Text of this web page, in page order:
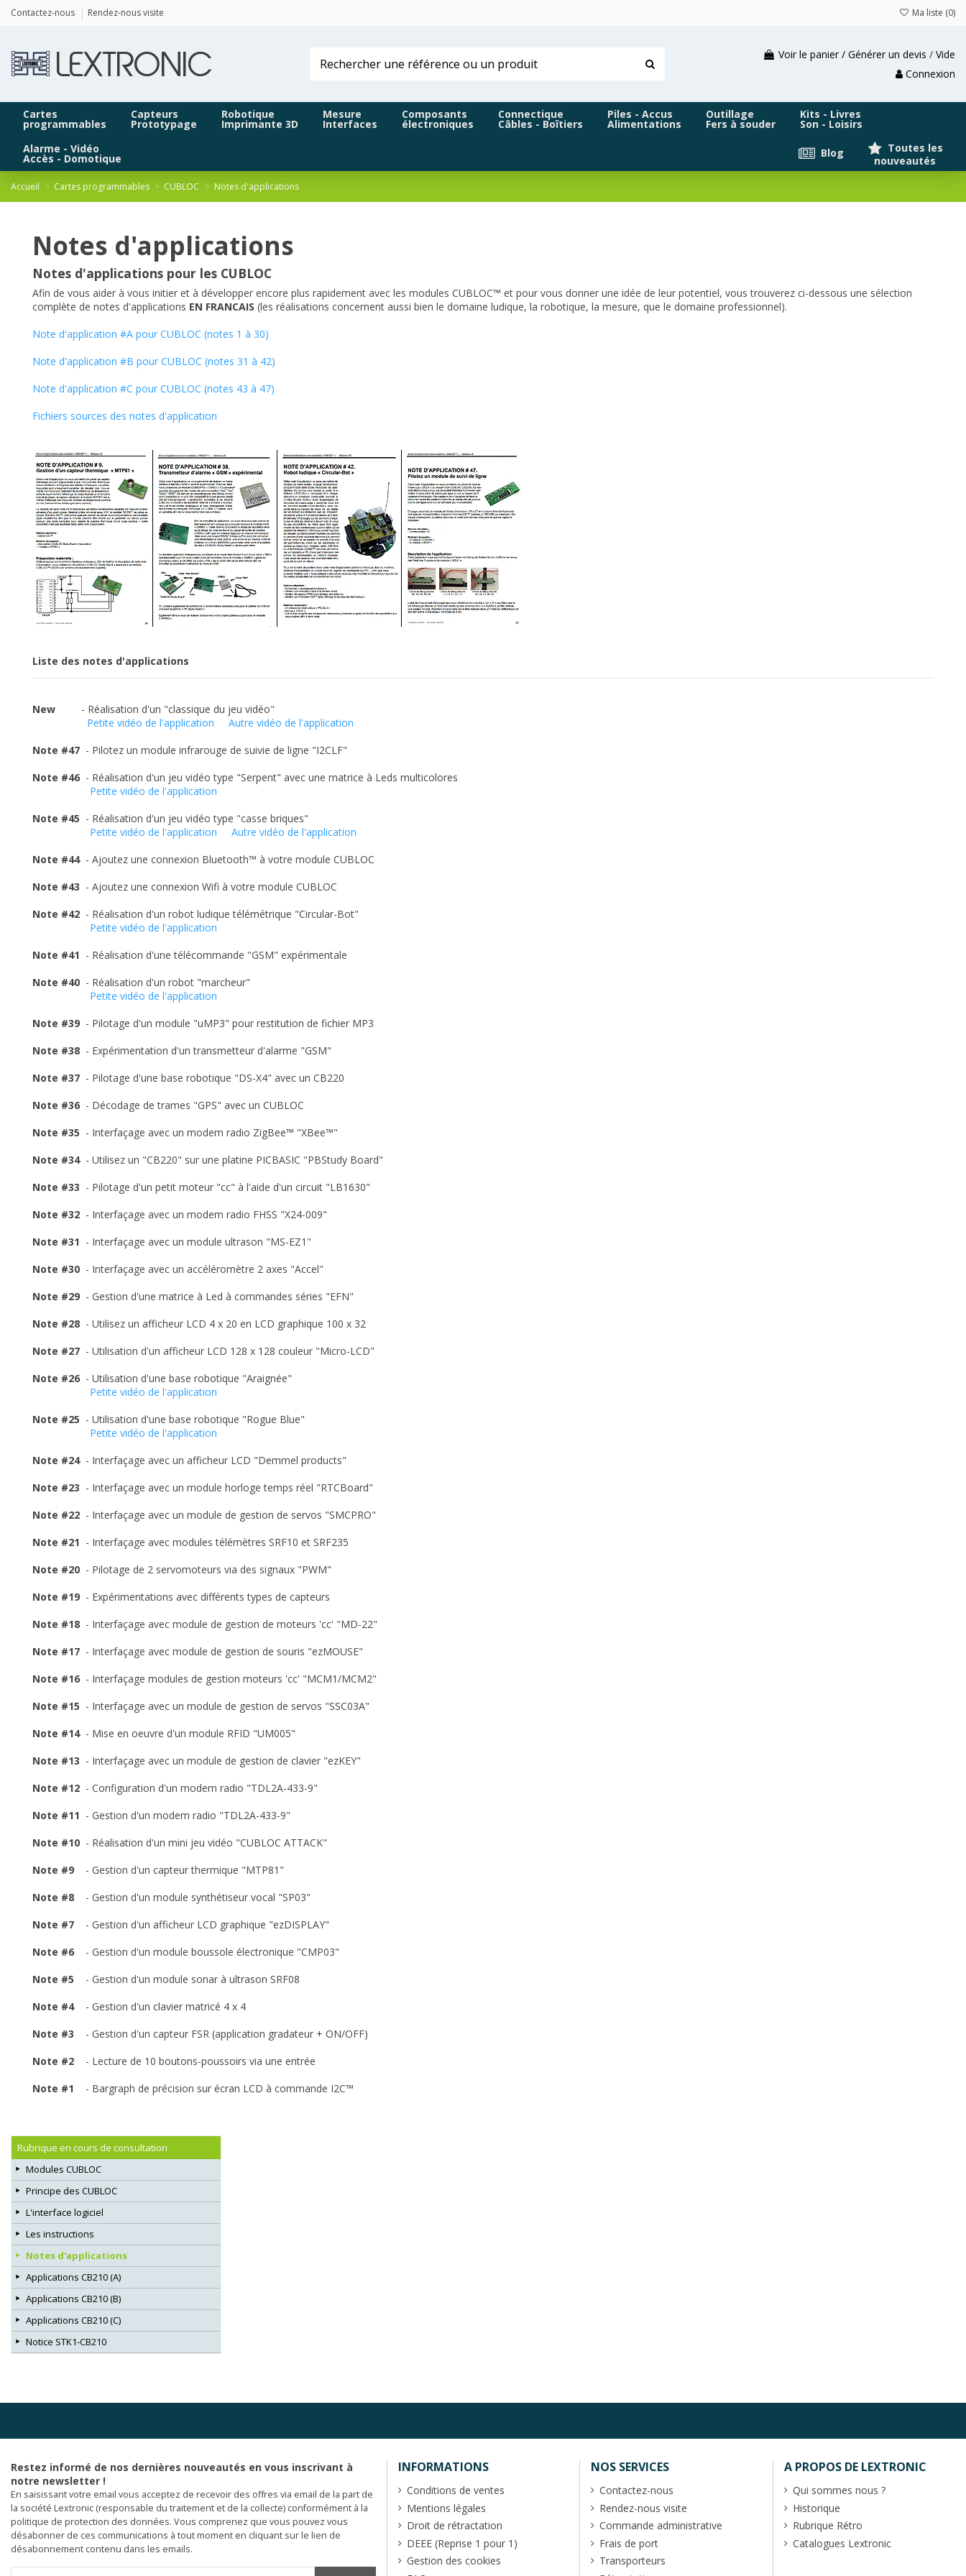
Contactez-nous Rendez-nous visite Ma liste (0)
Voir le panier / Générer un devis / Vide
Connexion
Cartes
programmables
Capteurs
Prototypage
Robotique
Imprimante 3D
Mesure
Interfaces
Composants
électroniques
Connectique
Câbles - Boîtiers
Piles - Accus
Alimentations
Outillage
Fers à souder
Kits - Livres
Son - Loisirs
Alarme - Vidéo
Accès - Domotique
Toutes les
nouveautés
Blog
Accueil Cartes programmables CUBLOC Notes d'applications
Notes d'applications
Notes d'applications pour les CUBLOC
Afin de vous aider à vous initier et à développer encore plus rapidement avec les modules CUBLOC™ et pour vous donner une idée de leur potentiel, vous trouverez ci-dessous une sélection
complète de notes d'applications EN FRANCAIS (les réalisations concernent aussi bien le domaine ludique, la robotique, la mesure, que le domaine professionnel).
Note d'application #A pour CUBLOC (notes 1 à 30)
Note d'application #B pour CUBLOC (notes 31 à 42)
Note d'application #C pour CUBLOC (notes 43 à 47)
Fichiers sources des notes d'application
Liste des notes d'applications
New - Réalisation d'un "classique du jeu vidéo"
Petite vidéo de l'application
Autre vidéo de l'application
Note #47 - Pilotez un module infrarouge de suivie de ligne "I2CLF"
Note #46 - Réalisation d'un jeu vidéo type "Serpent" avec une matrice à Leds multicolores
Petite vidéo de l'application
Note #45 - Réalisation d'un jeu vidéo type "casse briques"
Petite vidéo de l'application
Autre vidéo de l'application
Note #44 - Ajoutez une connexion Bluetooth™ à votre module CUBLOC
Note #43 - Ajoutez une connexion Wifi à votre module CUBLOC
Note #42 - Réalisation d'un robot ludique télémétrique "Circular-Bot"
Petite vidéo de l'application
Note #41 - Réalisation d'une télécommande "GSM" expérimentale
Note #40 - Réalisation d'un robot "marcheur"
Petite vidéo de l'application
Note #39 - Pilotage d'un module "uMP3" pour restitution de fichier MP3
Note #38 - Expérimentation d'un transmetteur d'alarme "GSM"
Note #37 - Pilotage d'une base robotique "DS-X4" avec un CB220
Note #36 - Décodage de trames "GPS" avec un CUBLOC
Note #35 - Interfaçage avec un modem radio ZigBee™ "XBee™"
Note #34- Utilisez un "CB220" sur une platine PICBASIC "PBStudy Board"
Note #33 - Pilotage d'un petit moteur "cc" à l'aide d'un circuit "LB1630"
Note #32 - Interfaçage avec un modem radio FHSS "X24-009"
Note #31 - Interfaçage avec un module ultrason "MS-EZ1"
Note #30 - Interfaçage avec un accéléromètre 2 axes "Accel"
Note #29 - Gestion d'une matrice à Led à commandes séries "EFN"
Note #28 - Utilisez un afficheur LCD 4 x 20 en LCD graphique 100 x 32
Note #27 - Utilisation d'un afficheur LCD 128 x 128 couleur "Micro-LCD"
Note #26 - Utilisation d'une base robotique "Araignée"
Petite vidéo de l'application
Note #25 - Utilisation d'une base robotique "Rogue Blue"
Petite vidéo de l'application
Note #24- Interfaçage avec un afficheur LCD "Demmel products"
Note #23 - Interfaçage avec un module horloge temps réel "RTCBoard"
Note #22 - Interfaçage avec un module de gestion de servos "SMCPRO"
Note #21 - Interfaçage avec modules télémètres SRF10 et SRF235
Note #20 - Pilotage de 2 servomoteurs via des signaux "PWM"
Note #19 - Expérimentations avec différents types de capteurs
Note #18 - Interfaçage avec module de gestion de moteurs 'cc' "MD-22"
Note #17 - Interfaçage avec module de gestion de souris "ezMOUSE"
Note #16 - Interfaçage modules de gestion moteurs 'cc' "MCM1/MCM2"
Note #15 - Interfaçage avec un module de gestion de servos "SSC03A"
Note #14- Mise en oeuvre d'un module RFID "UM005"
Note #13 - Interfaçage avec un module de gestion de clavier "ezKEY"
Note #12 - Configuration d'un modem radio "TDL2A-433-9"
Note #11 - Gestion d'un modem radio "TDL2A-433-9"
Note #10 - Réalisation d'un mini jeu vidéo "CUBLOC ATTACK"
Note #9 - Gestion d'un capteur thermique "MTP81"
Note #8 - Gestion d'un module synthétiseur vocal "SP03"
Note #7 - Gestion d'un afficheur LCD graphique "ezDISPLAY"
Note #6 - Gestion d'un module boussole électronique "CMP03"
Note #5 - Gestion d'un module sonar à ultrason SRF08
Note #4- Gestion d'un clavier matricé 4 x 4
Note #3 - Gestion d'un capteur FSR (application gradateur + ON/OFF)
Note #2 - Lecture de 10 boutons-poussoirs via une entrée
Note #1 - Bargraph de précision sur écran LCD à commande I2C™
Rubrique en cours de consultation
Modules CUBLOC
Principe des CUBLOC
L'interface logiciel
Les instructions
Notes d'applications
Applications CB210 (A)
Applications CB210 (B)
Applications CB210 (C)
Notice STK1-CB210
Restez informé de nos dernières nouveautés en vous inscrivant à
notre newsletter !
En saisissant votre email vous acceptez de recevoir des offres via email de la part de
la société Lextronic (responsable du traitement et de la collecte) conformément à la
politique de protection des données. Vous comprenez que vous pouvez vous
désabonner de ces communications à tout moment en cliquant sur le lien de
désabonnement contenu dans les emails.
INFORMATIONS
Conditions de ventes
Mentions légales
Droit de rétractation
DEEE (Reprise 1 pour 1)
Gestion des cookies
NOS SERVICES
Contactez-nous
Rendez-nous visite
Commande administrative
Frais de port
Transporteurs
A PROPOS DE LEXTRONIC
Qui sommes nous ?
Historique
Rubrique Rétro
Catalogues Lextronic
Panneau de gestion des cookies